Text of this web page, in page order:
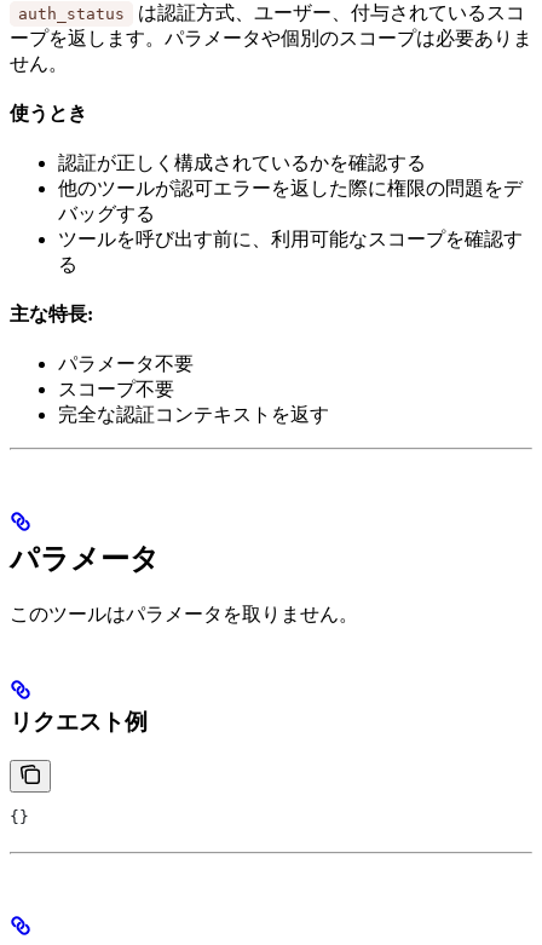
auth_status
は認証方式、ユーザー、付与されているスコ
ープを返します。パラメータや個別のスコープは必要ありま
せん。
使うとき
認証が正しく構成されているかを確認する
他のツールが認可エラーを返した際に権限の問題をデ
バッグする
ツールを呼び出す前に、利用可能なスコープを確認す
る
主な特長:
パラメータ不要
スコープ不要
完全な認証コンテキストを返す
パラメータ
このツールはパラメータを取りません。
リクエスト例
{}